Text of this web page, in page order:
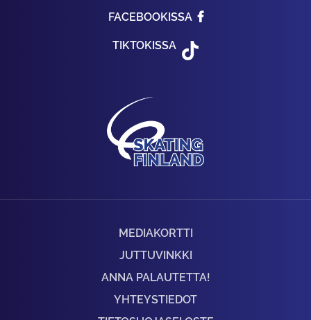
FACEBOOKISSA
TIKTOKISSA
MEDIAKORTTI
JUTTUVINKKI
ANNA PALAUTETTA!
YHTEYSTIEDOT